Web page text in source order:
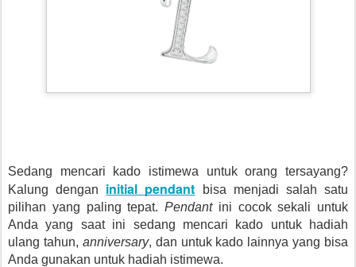
Sedang mencari kado istimewa untuk orang tersayang?
Kalung dengan initial pendant
bisa menjadi salah satu
pilihan yang paling tepat. Pendant ini cocok sekali untuk
Anda yang saat ini sedang mencari kado untuk hadiah
ulang tahun, anniversary, dan untuk kado lainnya yang bisa
Anda gunakan untuk hadiah istimewa.